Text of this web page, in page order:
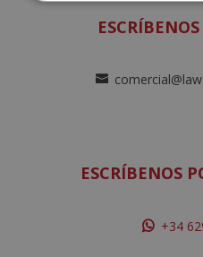
ESCRÍBENOS
+34